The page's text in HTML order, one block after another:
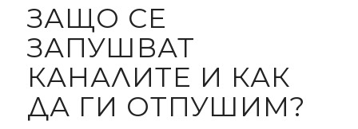
ЗАЩО СЕ
ЗАПУШВАТ
КАНАЛИТЕ И КАК
ДА ГИ ОТПУШИМ?